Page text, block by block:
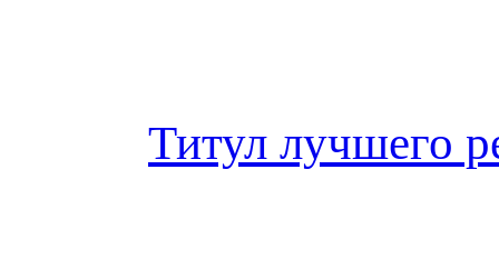
Титул лучшего